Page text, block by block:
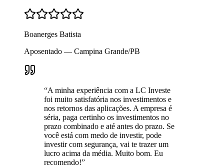
Boanerges Batista
Aposentado — Campina Grande/PB
“A minha experiência com a LC Investe
foi muito satisfatória nos investimentos e
nos retornos das aplicações. A empresa é
séria, paga certinho os investimentos no
prazo combinado e até antes do prazo. Se
você está com medo de investir, pode
investir com segurança, vai te trazer um
lucro acima da média. Muito bom. Eu
recomendo!”